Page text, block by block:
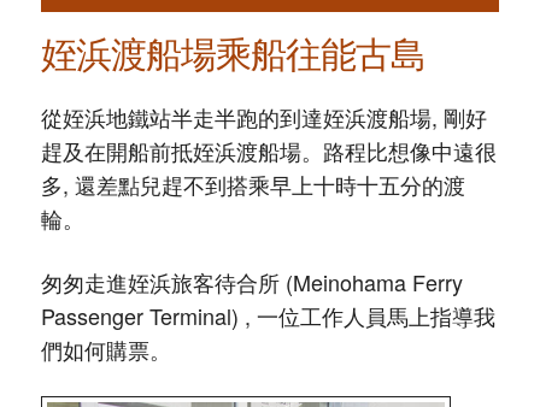
姪浜渡船場乘船往能古島
從姪浜地鐵站半走半跑的到達姪浜渡船場, 剛好
趕及在開船前抵姪浜渡船場。路程比想像中遠很
多, 還差點兒趕不到搭乘早上十時十五分的渡
輪。
匆匆走進姪浜旅客待合所 (Meinohama Ferry
Passenger Terminal) , 一位工作人員馬上指導我
們如何購票。